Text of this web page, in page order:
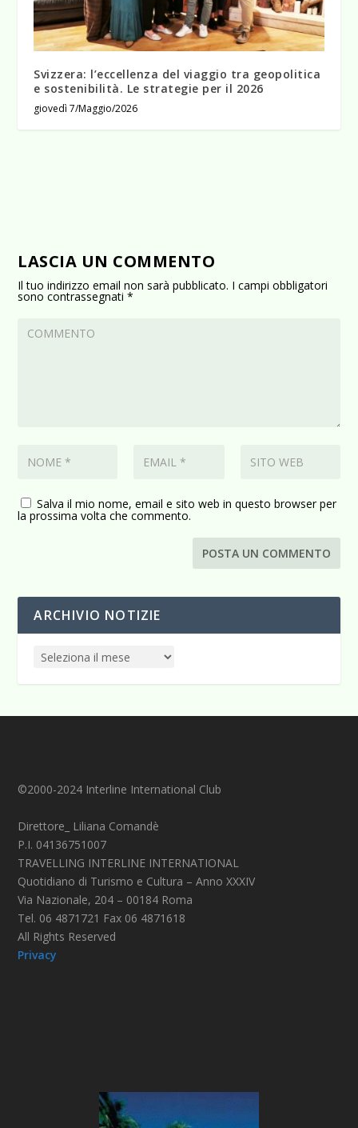
Svizzera: l’eccellenza del viaggio tra geopolitica
e sostenibilità. Le strategie per il 2026
giovedì 7/Maggio/2026
LASCIA UN COMMENTO
Il tuo indirizzo email non sarà pubblicato. I campi obbligatori
sono contrassegnati*
Salva il mio nome, email e sito web in questo browser per
la prossima volta che commento.
ARCHIVIO NOTIZIE
©2000-2024 Interline International Club
Direttore_ Liliana Comandè
P.I. 04136751007
TRAVELLING INTERLINE INTERNATIONAL
Quotidiano di Turismo e Cultura – Anno XXXIV
Via Nazionale, 204 – 00184 Roma
Tel. 06 4871721 Fax 06 4871618
All Rights Reserved
Privacy